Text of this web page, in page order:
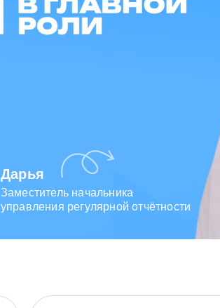
Дарья
Заместитель начальника
управления регулярной отчётности
Зарина
Ведущий специалист
отдела исходящих коммуникаций